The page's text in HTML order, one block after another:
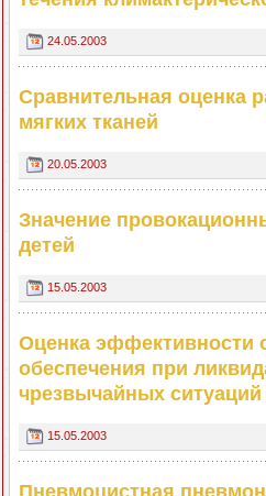
24.05.2003
Сравнительная оценка
мягких тканей
20.05.2003
Значение
детей
15.05.2003
Оценка ‎эффективности
обеспечения при
чрезвычайных ситуаций
15.05.2003
Пневмоцистная